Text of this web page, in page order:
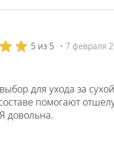
5 из 5 • 7 февраля
для ухода за
помогают
довольна.